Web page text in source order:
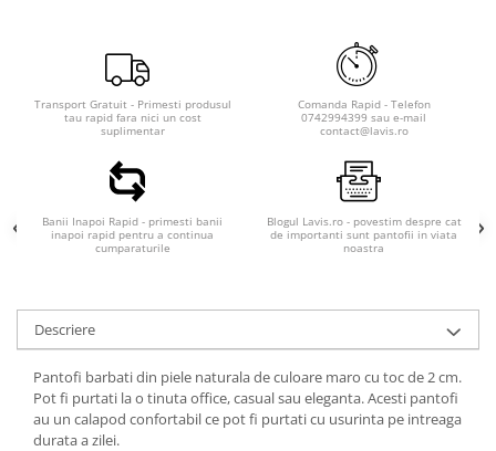
Transport Gratuit - Primesti produsul
tau rapid fara nici un cost
suplimentar
Comanda Rapid - Telefon
0742994399 sau e-mail
contact@lavis.ro
Banii Inapoi Rapid - primesti banii
inapoi rapid pentru a continua
cumparaturile
Blogul Lavis.ro - povestim despre cat
de importanti sunt pantofii in viata
noastra
Descriere
Pantofi barbati din piele naturala de culoare maro cu toc de 2 cm.
Pot fi purtati la o tinuta office, casual sau eleganta. Acesti pantofi
au un calapod confortabil ce pot fi purtati cu usurinta pe intreaga
durata a zilei.